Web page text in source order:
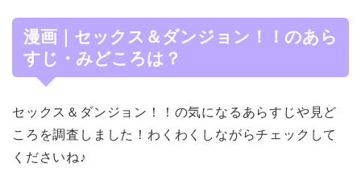
漫画｜セックス＆ダンジョン！！のあら
すじ・みどころは？
セックス＆ダンジョン！！の気になるあらすじや見ど
ころを調査しました！わくわくしながらチェックして
くださいね♪